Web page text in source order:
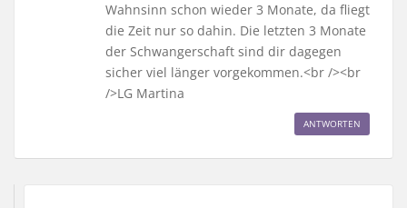
Wahnsinn schon wieder 3 Monate, da fliegt
die Zeit nur so dahin. Die letzten 3 Monate
der Schwangerschaft sind dir dagegen
sicher viel länger vorgekommen.<br /><br
/>LG Martina
ANTWORTEN